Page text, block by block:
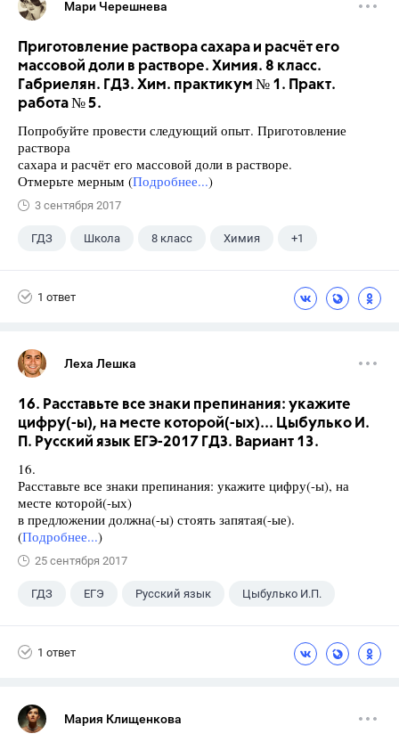
Мари Черешнева
Приготовление раствора сахара и расчёт его
массовой доли в растворе. Химия. 8 класс.
Габриелян. ГДЗ. Хим. практикум № 1. Практ.
работа № 5.
Попробуйте провести следующий опыт. Приготовление
раствора
сахара и расчёт его массовой доли в растворе.
Отмерьте мерным (Подробнее...)
3 сентября 2017
ГДЗ Школа 8 класс Химия +1
1 ответ
Леха Лешка
16. Расставьте все знаки препинания: укажите
цифру(-ы), на месте которой(-ых)... Цыбулько И.
П. Русский язык ЕГЭ-2017 ГДЗ. Вариант 13.
16.
Расставьте все знаки препинания: укажите цифру(-ы), на
месте которой(-ых)
в предложении должна(-ы) стоять запятая(-ые).
(Подробнее...)
25 сентября 2017
ГДЗ ЕГЭ Русский язык Цыбулько И.П.
1 ответ
Мария Клищенкова